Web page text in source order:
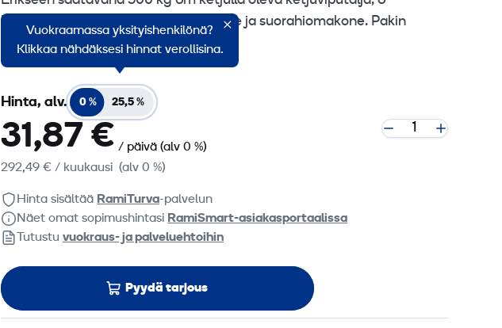
kulmahiomakone, 9″ kulmahiomakone ja suorahiomakone. Pakin
mukana tulee lukko.
Vuokraamassa yksityishenkilönä?
Klikkaa nähdäksesi hinnat verollisina.
Hinta, alv. 0 % 25,5 %
31,87 € / päivä (alv 0 %)
292,49 € / kuukausi (alv 0 %)
Hinta sisältää RamiTurva-palvelun
Näet omat sopimushintasi RamiSmart-asiakasportaalissa
Tutustu vuokraus- ja palveluehtoihin
Pyydä tarjous